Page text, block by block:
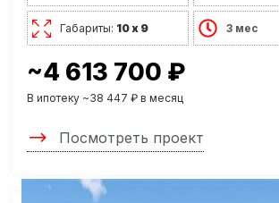
Габариты: 10 х 9 3 мес
~4 613 700 ₽
В ипотеку ~38 447 ₽ в месяц
Посмотреть проект